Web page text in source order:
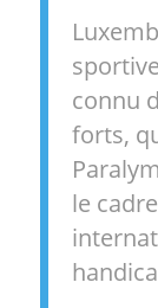
connu
forts,
le